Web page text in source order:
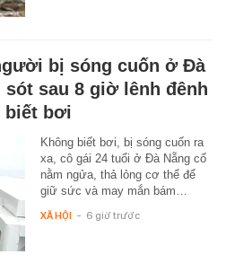
bị sóng cuốn ở Đà
sót sau 8 giờ lênh đênh
biết bơi
Không biết bơi, bị sóng cuốn ra
xa, cô gái 24 tuổi ở Đà Nẵng cố
nằm ngửa, thả lỏng cơ thể để
giữ sức và may mắn bám…
XÃ HỘI - 6 giờ trước